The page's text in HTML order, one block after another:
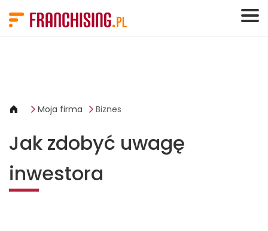
Moja firma Biznes
Jak zdobyć uwagę
inwestora